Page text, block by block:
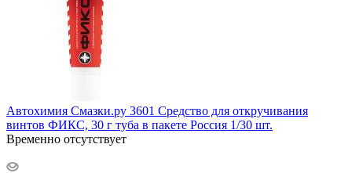
Автохимия Смазки.ру 3601 Средство для откручивания
винтов ФИКС, 30 г туба в пакете Россия 1/30 шт.
Временно отсутствует